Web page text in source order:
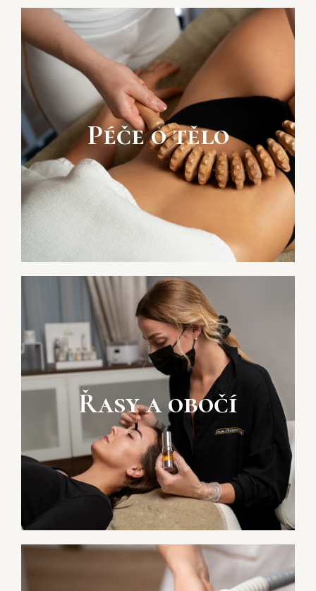
Péče o tělo
Řasy a obočí